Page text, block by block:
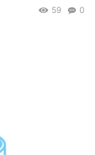
0
59